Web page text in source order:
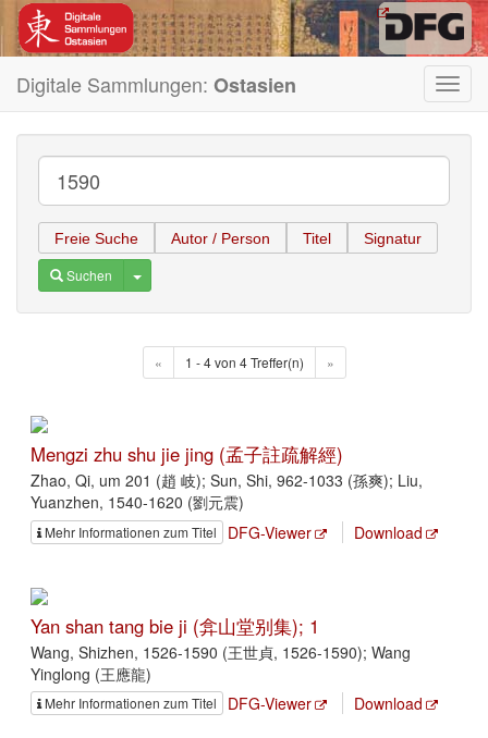
Digitale Sammlungen: Ostasien
Freie Suche Autor / Person Titel Signatur
Suchen Toggle Dropdown
« 1 - 4 von 4 Treffer(n) »
Mengzi zhu shu jie jing (孟子註疏解經)
Zhao, Qi, um 201 (趙 岐); Sun, Shi, 962-1033 (孫爽); Liu,
Yuanzhen, 1540-1620 (劉元震)
Mehr Informationen zum Titel DFG-Viewer Download
Yan shan tang bie ji (弇山堂别集); 1
Wang, Shizhen, 1526-1590 (王世貞, 1526-1590); Wang
Yinglong (王應龍)
Mehr Informationen zum Titel DFG-Viewer Download